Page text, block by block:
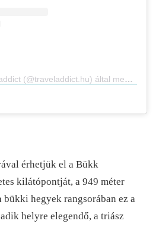
Szombati Orsi | Traveladdict (@traveladdict.hu) által megosztott bejegyzés
érhetjük el a Bükk
kilátópontját, a 949 méter
bükki hegyek rangsorában ez a
helyre elegendő, a triász